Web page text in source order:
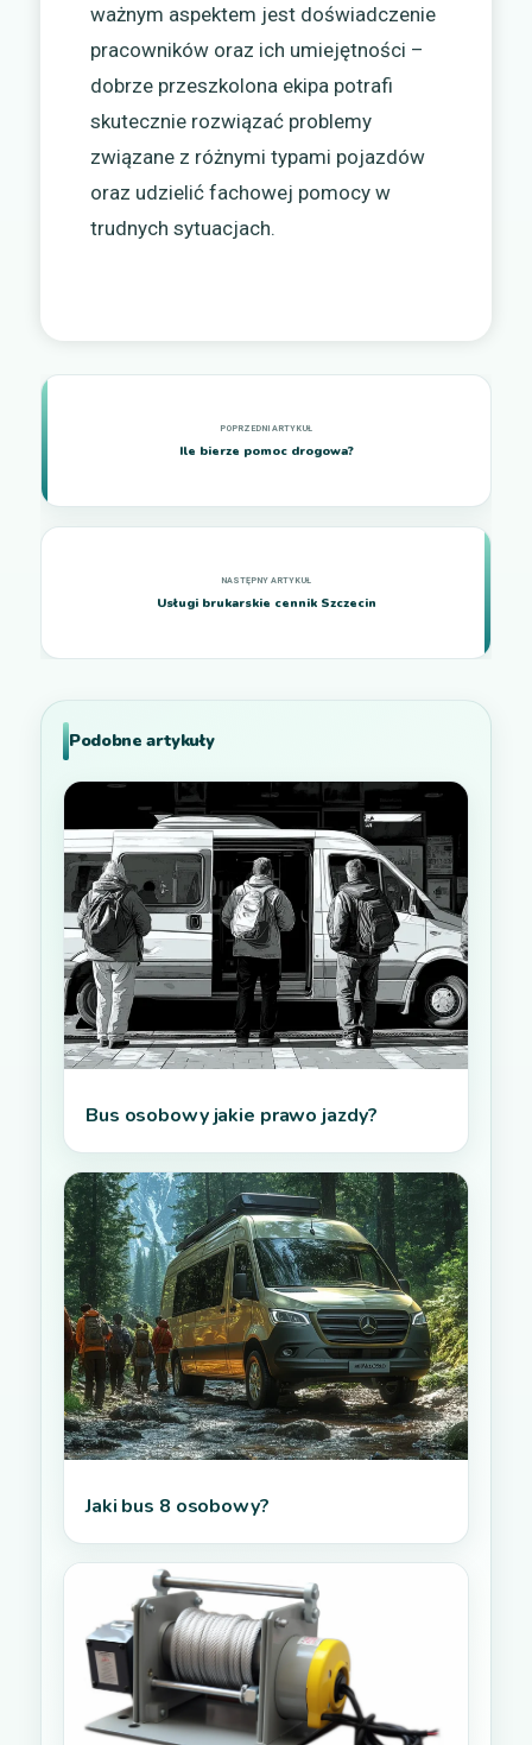
ważnym aspektem jest doświadczenie
pracowników oraz ich umiejętności –
dobrze przeszkolona ekipa potrafi
skutecznie rozwiązać problemy
związane z różnymi typami pojazdów
oraz udzielić fachowej pomocy w
trudnych sytuacjach.
Ile bierze pomoc drogowa?
Usługi brukarskie cennik Szczecin
Podobne artykuły
Bus osobowy jakie prawo jazdy?
Jaki bus 8 osobowy?